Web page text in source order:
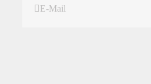
E-Mail